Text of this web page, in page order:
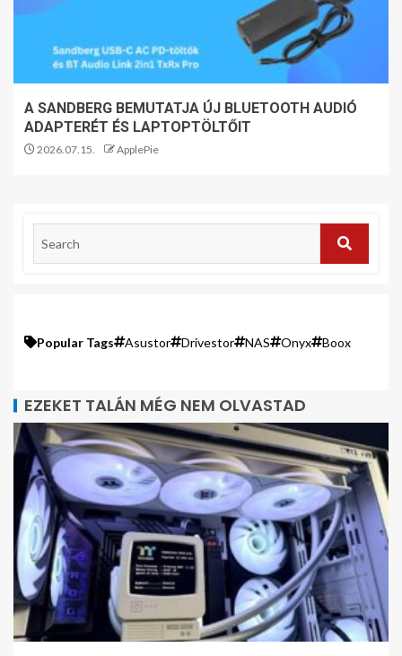
A SANDBERG BEMUTATJA ÚJ BLUETOOTH AUDIÓ
ADAPTERÉT ÉS LAPTOPTÖLTŐIT
2026.07.15. ApplePie
Popular Tags Asustor Drivestor NAS Onyx Boox
EZEKET TALÁN MÉG NEM OLVASTAD